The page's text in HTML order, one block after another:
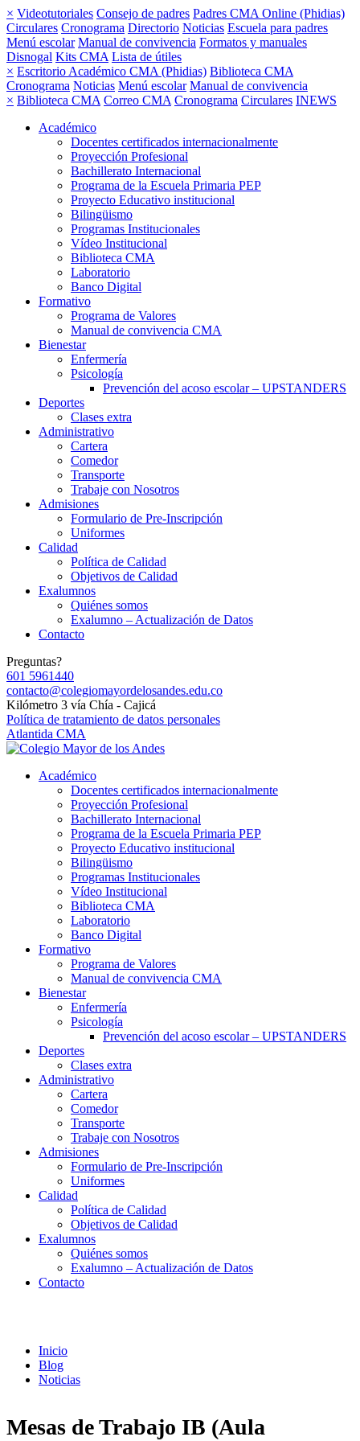
× Videotutoriales Consejo de padres Padres CMA Online (Phidias)
Circulares Cronograma Directorio Noticias Escuela para padres
Menú escolar Manual de convivencia Formatos y manuales
Disnogal Kits CMA Lista de útiles
× Escritorio Académico CMA (Phidias) Biblioteca CMA
Cronograma Noticias Menú escolar Manual de convivencia
× Biblioteca CMA Correo CMA Cronograma Circulares INEWS
Académico
Docentes certificados internacionalmente
Proyección Profesional
Bachillerato Internacional
Programa de la Escuela Primaria PEP
Proyecto Educativo institucional
Bilingüismo
Programas Institucionales
Vídeo Institucional
Biblioteca CMA
Laboratorio
Banco Digital
Formativo
Programa de Valores
Manual de convivencia CMA
Bienestar
Enfermería
Psicología
Prevención del acoso escolar – UPSTANDERS
Deportes
Clases extra
Administrativo
Cartera
Comedor
Transporte
Trabaje con Nosotros
Admisiones
Formulario de Pre-Inscripción
Uniformes
Calidad
Política de Calidad
Objetivos de Calidad
Exalumnos
Quiénes somos
Exalumno – Actualización de Datos
Contacto
Preguntas?
601 5961440
contacto@colegiomayordelosandes.edu.co
Kilómetro 3 vía Chía - Cajicá
Política de tratamiento de datos personales
Atlantida CMA
Académico
Docentes certificados internacionalmente
Proyección Profesional
Bachillerato Internacional
Programa de la Escuela Primaria PEP
Proyecto Educativo institucional
Bilingüismo
Programas Institucionales
Vídeo Institucional
Biblioteca CMA
Laboratorio
Banco Digital
Formativo
Programa de Valores
Manual de convivencia CMA
Bienestar
Enfermería
Psicología
Prevención del acoso escolar – UPSTANDERS
Deportes
Clases extra
Administrativo
Cartera
Comedor
Transporte
Trabaje con Nosotros
Admisiones
Formulario de Pre-Inscripción
Uniformes
Calidad
Política de Calidad
Objetivos de Calidad
Exalumnos
Quiénes somos
Exalumno – Actualización de Datos
Contacto
Inicio
Blog
Noticias
Mesas de Trabajo IB (Aula